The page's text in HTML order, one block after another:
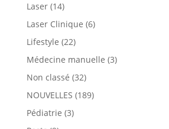
Laser(14)
Laser Clinique (6)
Lifestyle (22)
Médecine manuelle (3)
Non classé (32)
NOUVELLES (189)
Pédiatrie (3)